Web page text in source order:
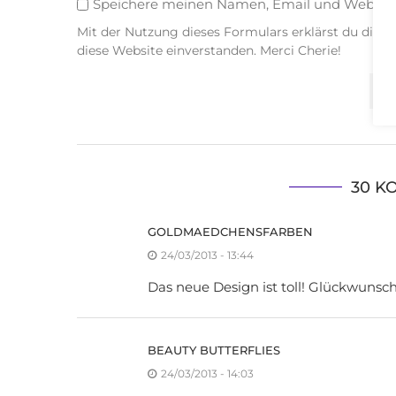
Speichere meinen Namen, Email und
Mit der Nutzung dieses Formulars erklärst du dich
diese Website einverstanden. Merci Cherie!
30
GOLDMAEDCHENSFARBEN
24/03/2013 - 13:44
Das neue Design ist toll!
BEAUTY BUTTERFLIES
24/03/2013 - 14:03